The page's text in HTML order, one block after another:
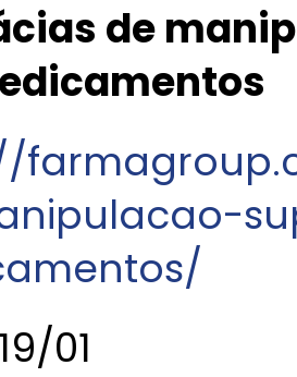
de
19/01